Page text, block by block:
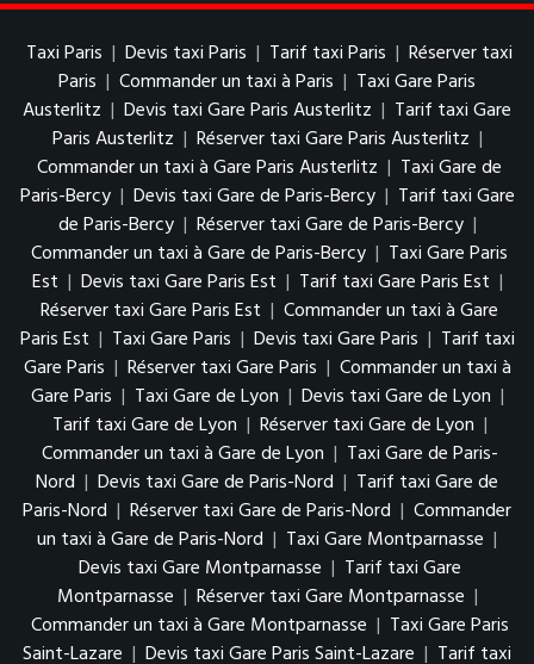
Taxi Paris | Devis taxi Paris | Tarif taxi Paris | Réserver taxi
Paris | Commander un taxi à Paris | Taxi Gare Paris
Austerlitz | Devis taxi Gare Paris Austerlitz | Tarif taxi Gare
Paris Austerlitz | Réserver taxi Gare Paris Austerlitz |
Commander un taxi à Gare Paris Austerlitz | Taxi Gare de
Paris-Bercy | Devis taxi Gare de Paris-Bercy | Tarif taxi Gare
de Paris-Bercy | Réserver taxi Gare de Paris-Bercy |
Commander un taxi à Gare de Paris-Bercy | Taxi Gare Paris
Est | Devis taxi Gare Paris Est | Tarif taxi Gare Paris Est |
Réserver taxi Gare Paris Est | Commander un taxi à Gare
Paris Est | Taxi Gare Paris | Devis taxi Gare Paris | Tarif taxi
Gare Paris | Réserver taxi Gare Paris | Commander un taxi à
Gare Paris | Taxi Gare de Lyon | Devis taxi Gare de Lyon |
Tarif taxi Gare de Lyon | Réserver taxi Gare de Lyon |
Commander un taxi à Gare de Lyon | Taxi Gare de Paris-
Nord | Devis taxi Gare de Paris-Nord | Tarif taxi Gare de
Paris-Nord | Réserver taxi Gare de Paris-Nord | Commander
un taxi à Gare de Paris-Nord | Taxi Gare Montparnasse |
Devis taxi Gare Montparnasse | Tarif taxi Gare
Montparnasse | Réserver taxi Gare Montparnasse |
Commander un taxi à Gare Montparnasse | Taxi Gare Paris
Saint-Lazare | Devis taxi Gare Paris Saint-Lazare | Tarif taxi